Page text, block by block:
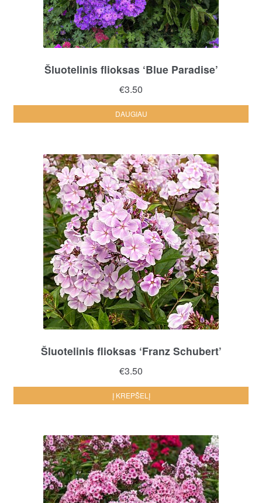
Šluotelinis flioksas ‘Blue Paradise’
€3.50
DAUGIAU
Šluotelinis flioksas ‘Franz Schubert’
€3.50
Į KREPŠELĮ